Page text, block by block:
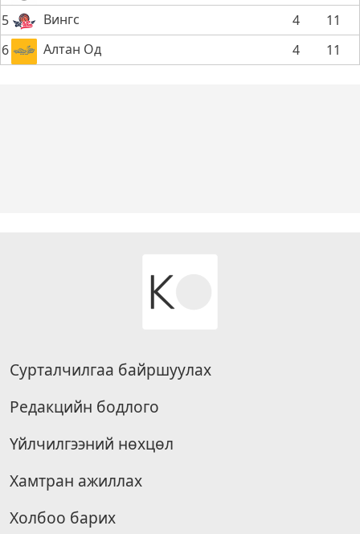
5
Вингс 4
11
6
Алтан Од 4 11
Сурталчилгаа байршуулах
Редакцийн бодлого
Үйлчилгээний нөхцөл
Хамтран ажиллах
Холбоо барих